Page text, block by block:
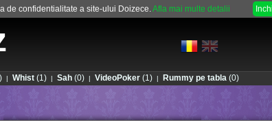
de confidentialitate a site-ului Doizece.Afla mai multe detalii
| Whist (1) | Sah (0) | VideoPoker (1) | Rummy pe tabla (0)